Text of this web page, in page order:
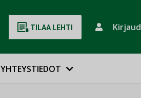
TILAA LEHTI
YHTEYSTIEDOT